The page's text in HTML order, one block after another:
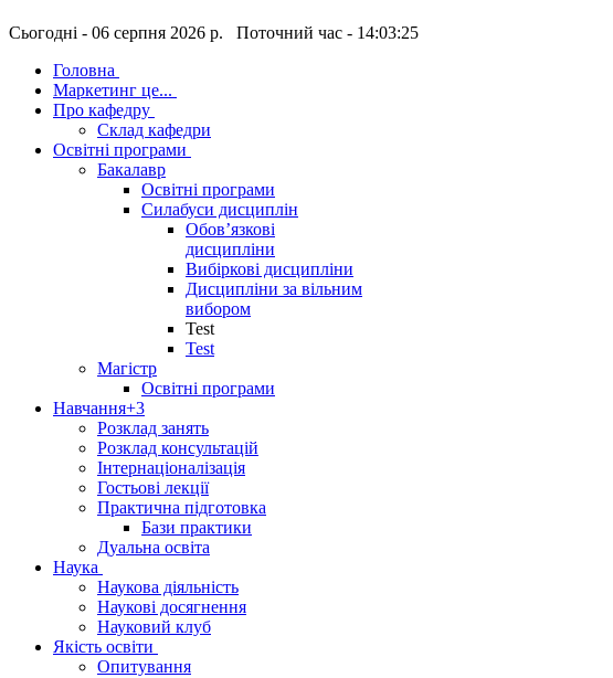
Сьогодні - 06 серпня 2026 р. Поточний час - 14:03:25
Головна
Маркетинг це...
Про кафедру
Склад кафедри
Освітні програми
Бакалавр
Освітні програми
Силабуси дисциплін
Обов’язкові
дисципліни
Вибіркові дисципліни
Дисципліни за вільним
вибором
Test
Test
Магістр
Освітні програми
Навчання+3
Розклад занять
Розклад консультацій
Інтернаціоналізація
Гостьові лекції
Практична підготовка
Бази практики
Дуальна освіта
Наука
Наукова діяльність
Наукові досягнення
Науковий клуб
Якість освіти
Опитування